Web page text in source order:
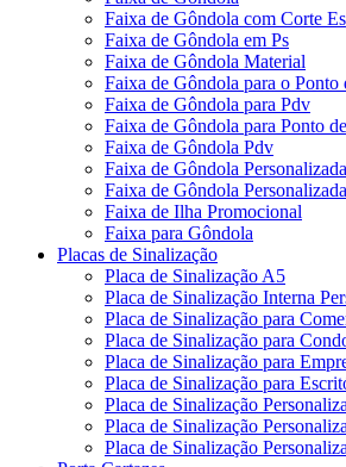
Faixa de Gôndola com Corte
Faixa de Gôndola em Ps
Faixa de Gôndola Material
Faixa de Gôndola para o Ponto
Faixa de Gôndola para Pdv
Faixa de Gôndola para Ponto
Faixa de Gôndola Pdv
Faixa de Gôndola Personalizada
Faixa de Gôndola
Faixa de Ilha Promocional
Faixa para Gôndola
Placas de Sinalização
Placa de Sinalização A5
Placa de Sinalização Interna
Placa de Sinalização para
Placa de Sinalização para
Placa de Sinalização para
Placa de Sinalização para
Placa de Sinalização
Placa de Sinalização
Placa de Sinalização